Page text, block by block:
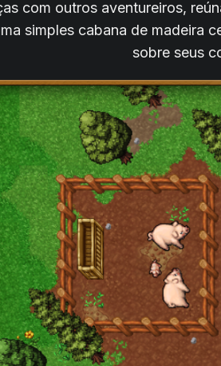
com outros aventureiros,
simples cabana de madeira
sobre seus